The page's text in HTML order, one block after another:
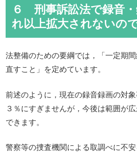
６ 刑事訴訟法で録音
れ以上拡大されないの
法整備のための要綱では，「一定期
直すこと」を定めています。
前述のように，現在の録音録画の対
３％にすぎませんが，今後は範囲が
できます。
警察等の捜査機関による取調べに不